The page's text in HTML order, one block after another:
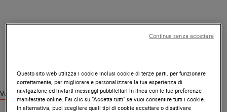
Vedi prodotti simili
Questo sito web utilizza i cookie inclusi cookie di terze parti, per funzionare
correttamente, per migliorare e personalizzare la tua esperienza di
navigazione ed inviarti messaggi pubblicitari in linea con le tue preferenze
manifestate online. Fai clic su “Accetta tutti” se vuoi consentire tutti i cookie.
In alternativa, puoi scegliere quali tipi di cookie accettare o disattivare
Continua senza accettare